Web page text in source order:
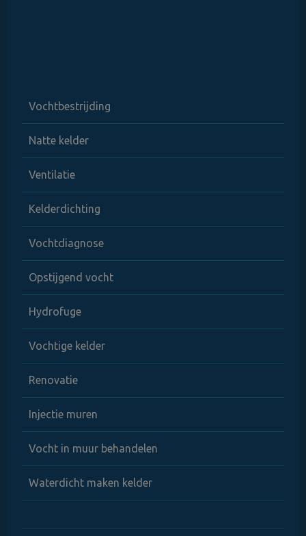
Vochtbestrijding
Natte kelder
Ventilatie
Kelderdichting
Vochtdiagnose
Opstijgend vocht
Hydrofuge
Vochtige kelder
Renovatie
Injectie muren
Vocht in muur behandelen
Waterdicht maken kelder